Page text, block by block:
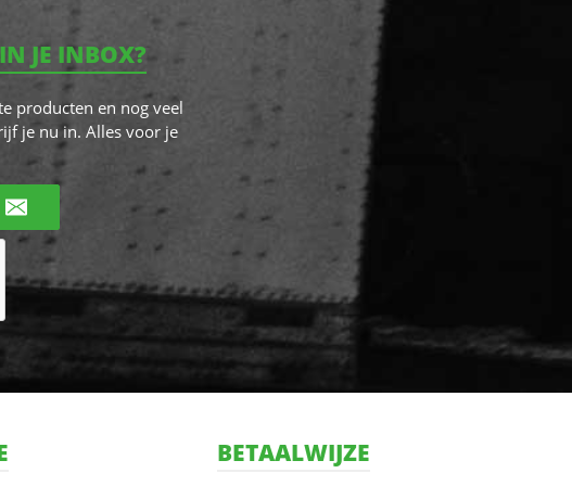
JE INBOX?
producten en nog veel
je nu in. Alles voor je
BETAALWIJZE